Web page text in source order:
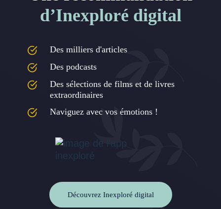
d’Inexploré digital
Des milliers d'articles
Des podcasts
Des sélections de films et de livres
extraordinaires
Naviguez avec vos émotions !
Découvrez Inexploré digital